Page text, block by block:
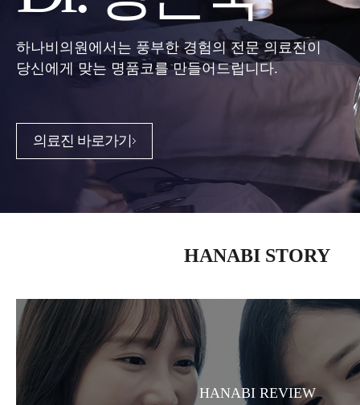
하나비의원에서는 풍부한 경험의 전문 의료진이
당신에게 맞는 명품코를 만들어드립니다.
의료진 바로가기
HANABI STORY
HANABI REVIEW